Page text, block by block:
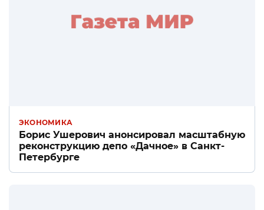
ЭКОНОМИКА
Борис Ушерович анонсировал масштабную
реконструкцию депо «Дачное» в Санкт-
Петербурге